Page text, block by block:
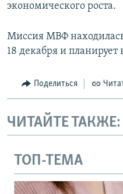
экономического роста.
Миссия МВФ
18 декабря и планирует
Поделиться
ЧИТАЙТЕ ТАКЖЕ:
ТОП-ТЕМА